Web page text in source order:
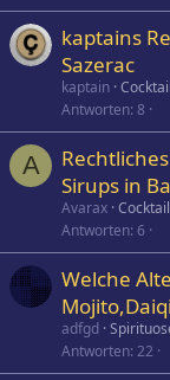
kaptains
Sazerac
kaptain
Antworten 8
A
Sirups in
Avarax
Antworten 6
Welche
adfgd
Antworten 22